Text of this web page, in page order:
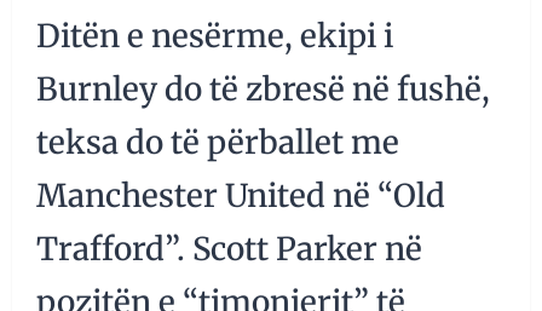
Ditën e nesërme, ekipi i
Burnley do të zbresë në fushë,
teksa do të përballet me
Manchester United në “Old
Trafford”. Scott Parker në
pozitën e “timonierit” të